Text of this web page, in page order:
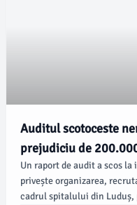
Auditul scotoceste
prejudiciu de
Un raport de audit a scos
privește organizarea,
cadrul spitalului din Luduș,